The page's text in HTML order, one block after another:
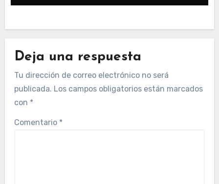
Deja una respuesta
Tu dirección de correo electrónico no será
publicada. Los campos obligatorios están marcados
con *
Comentario *